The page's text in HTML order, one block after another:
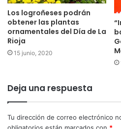
Los logroñeses podrán
obtener las plantas
ornamentales del Día de La
Rioja
15 junio, 2020
Deja una respuesta
Tu dirección de correo electrónico